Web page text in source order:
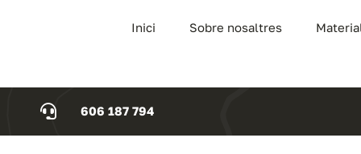
Inici Sobre nosaltres
606 187 794